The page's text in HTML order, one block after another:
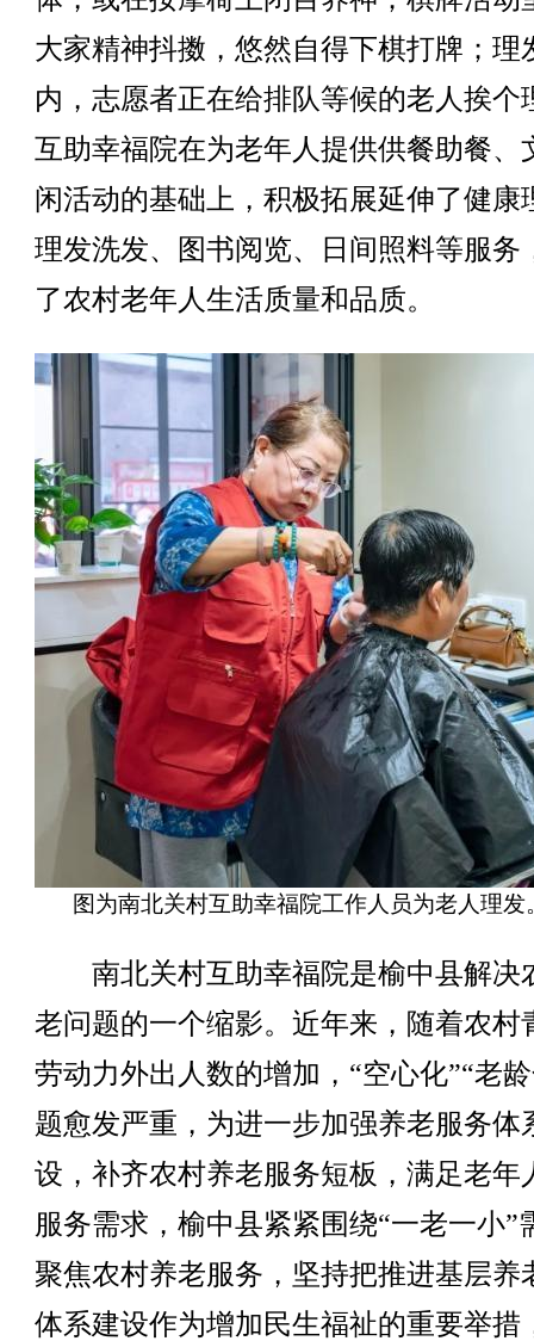
大家精神抖擞，悠然自得下棋打牌；理
内，志愿者正在给排队等候的老人挨个
互助幸福院在为老年人提供供餐助餐、
闲活动的基础上，积极拓展延伸了健康
理发洗发、图书阅览、日间照料等服务
了农村老年人生活质量和品质。
图为南北关村互助幸福院工作人员为老人理发
南北关村互助幸福院是榆中县解决
老问题的一个缩影。近年来，随着农村
劳动力外出人数的增加，“空心化”“老
题愈发严重，为进一步加强养老服务体
设，补齐农村养老服务短板，满足老年
服务需求，榆中县紧紧围绕“一老一小”
聚焦农村养老服务，坚持把推进基层养
体系建设作为增加民生福祉的重要举措